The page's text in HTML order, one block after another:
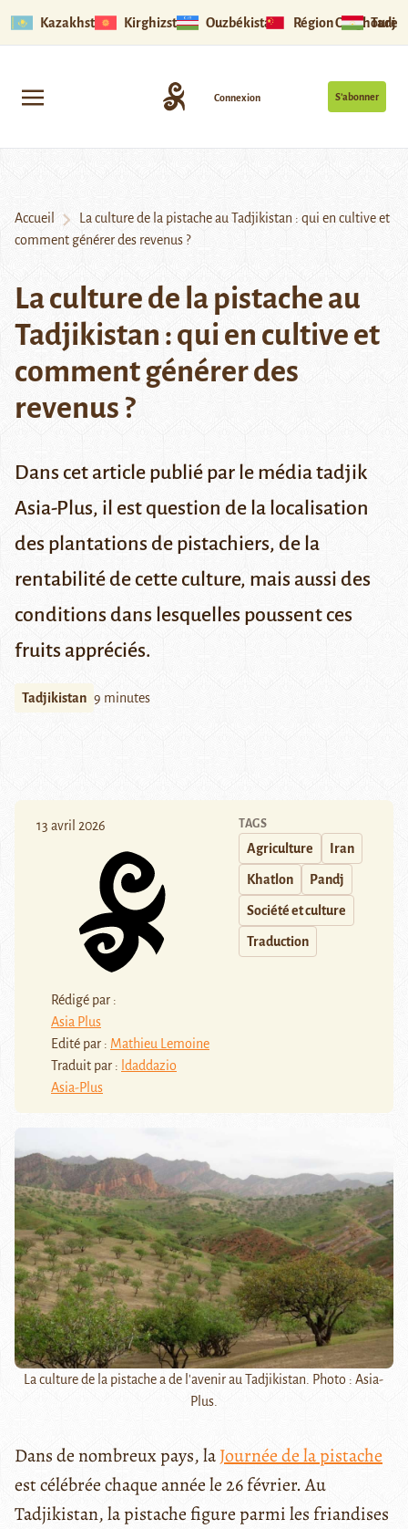
Kazakhstan Kirghizstan Ouzbékistan Région Ouïghoure
S’abonner
Connexion
Accueil
La culture de la pistache au Tadjikistan : qui en cultive et
comment générer des revenus ?
La culture de la pistache au
Tadjikistan : qui en cultive et
comment générer des
revenus ?
Dans cet article publié par le média tadjik
Asia-Plus, il est question de la localisation
des plantations de pistachiers, de la
rentabilité de cette culture, mais aussi des
conditions dans lesquelles poussent ces
fruits appréciés.
Tadjikistan 9 minutes
13 avril 2026
Rédigé par :
Asia Plus
Edité par : Mathieu Lemoine
Traduit par : ldaddazio
Asia-Plus
TAGS
Agriculture Iran
Khatlon Pandj
Société et culture
Traduction
La culture de la pistache a de l'avenir au Tadjikistan. Photo : Asia-
Plus.
Dans de nombreux pays, laJournée de la pistache
est célébrée chaque année le 26 février. Au
Tadjikistan, la pistache figure parmi les friandises